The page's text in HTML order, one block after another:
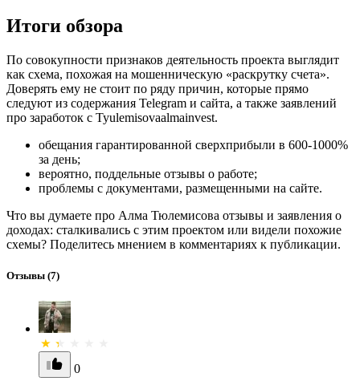
Итоги обзора
По совокупности признаков деятельность проекта выглядит
как схема, похожая на мошенническую «раскрутку счета».
Доверять ему не стоит по ряду причин, которые прямо
следуют из содержания Telegram и сайта, а также заявлений
про заработок с Tyulemisovaalmainvest.
обещания гарантированной сверхприбыли в 600-1000%
за день;
вероятно, поддельные отзывы о работе;
проблемы с документами, размещенными на сайте.
Что вы думаете про Алма Тюлемисова отзывы и заявления о
доходах: сталкивались с этим проектом или видели похожие
схемы? Поделитесь мнением в комментариях к публикации.
Отзывы (7)
0